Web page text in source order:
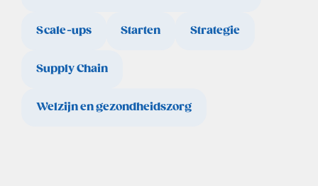
Scale-ups Starten Strategie
Supply Chain
Welzijn en gezondheidszorg